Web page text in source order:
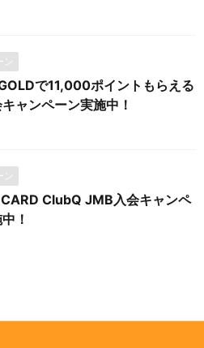
ン
で11,000ポイントもらえる
ャンペーン実施中！
ン
ClubQ JMB入会キャンペ
！